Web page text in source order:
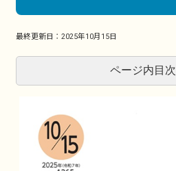
最終更新日： 2025年10月15日
ページ内目次